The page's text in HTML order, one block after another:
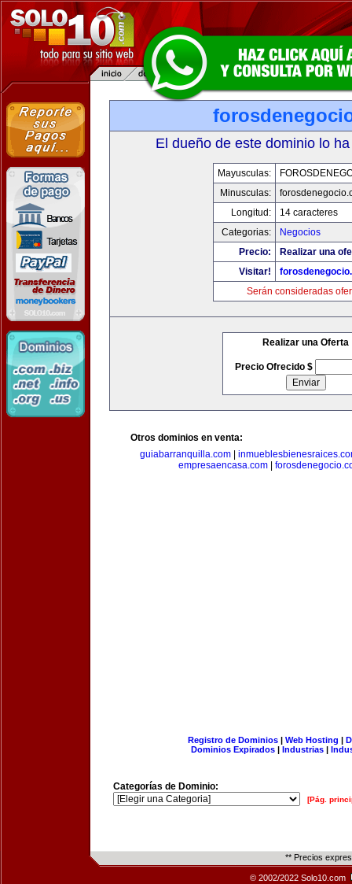
El dueño de este dominio lo
Mayusculas:
Minusculas:
Longitud:
14 caracteres
Categorias:
Negocios
Precio:
Realizar una
Visitar!
Serán consideradas
Realizar una Oferta
Precio Ofrecido $
Otros dominios en venta:
guiabarranquilla.com|
empresaencasa.com|
Registro de Dominios| Web Hosting |
Dominios Expirados | Industrias |
Categorías de Dominio:
[Pág.
** Precios
© 2002/2022 Solo10.com